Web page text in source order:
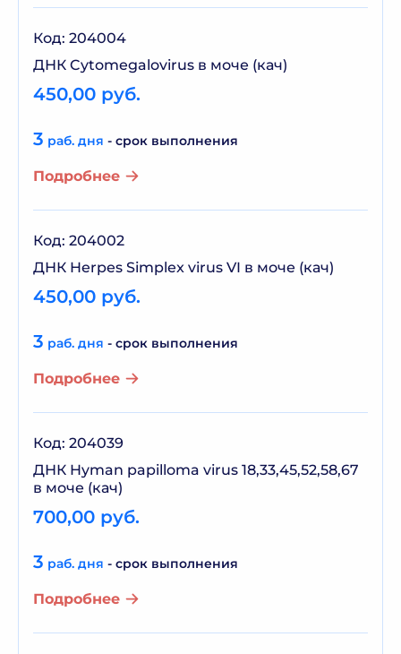
Код: 204004
ДНК Cytomegalovirus в моче (кач)
450,00 руб.
3 раб. дня - срок выполнения
Подробнее
Код: 204002
ДНК Herpes Simplex virus VI в моче (кач)
450,00 руб.
3 раб. дня - срок выполнения
Подробнее
Код: 204039
ДНК Hyman papilloma virus 18,33,45,52,58,67
в моче (кач)
700,00 руб.
3 раб. дня - срок выполнения
Подробнее